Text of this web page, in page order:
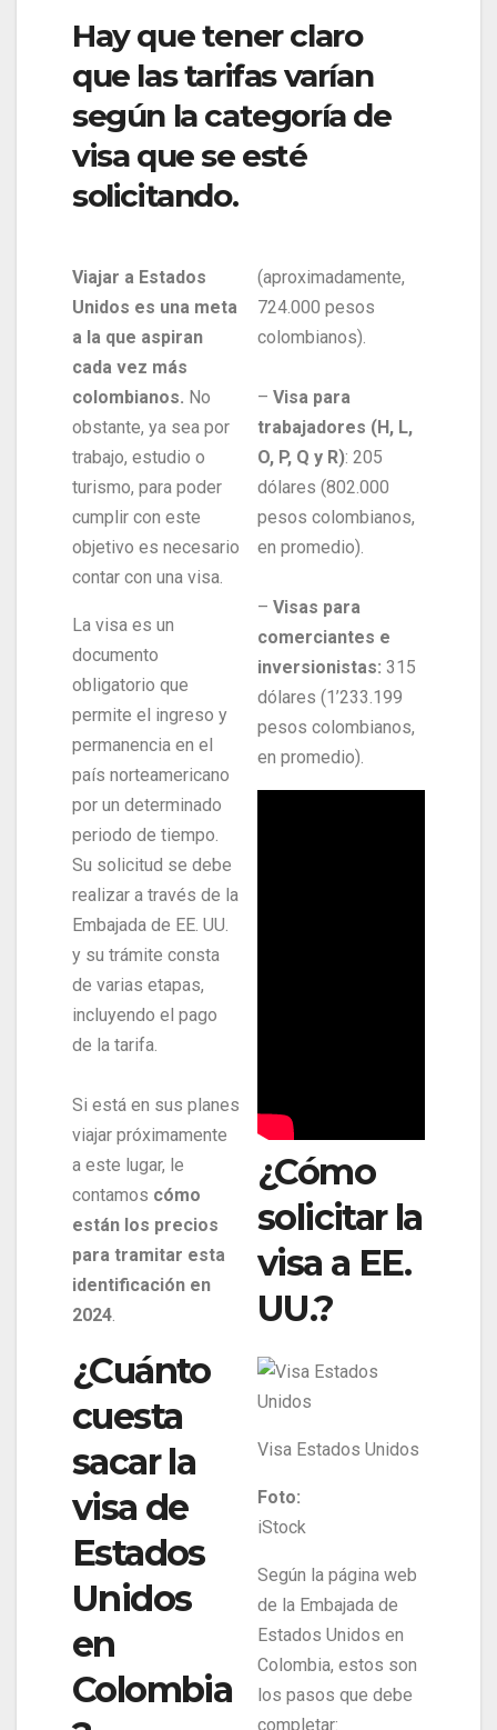
Hay que tener claro
que las tarifas varían
según la categoría de
visa que se esté
solicitando.
Viajar a Estados
Unidos es una meta
a la que aspiran
cada vez más
colombianos. No
obstante, ya sea por
trabajo, estudio o
turismo, para poder
cumplir con este
objetivo es necesario
contar con una visa.
La visa es un
documento
obligatorio que
permite el ingreso y
permanencia en el
país norteamericano
por un determinado
periodo de tiempo.
Su solicitud se debe
realizar a través de la
Embajada de EE. UU.
y su trámite consta
de varias etapas,
incluyendo el pago
de la tarifa.
Si está en sus planes
viajar próximamente
a este lugar, le
contamos cómo
están los precios
para tramitar esta
identificación en
2024.
¿Cuánto
cuesta
sacar la
visa de
Estados
Unidos
en
Colombia
(aproximadamente,
724.000 pesos
colombianos).
– Visa para
trabajadores (H, L,
O, P, Q y R): 205
dólares (802.000
pesos colombianos,
en promedio).
– Visas para
comerciantes e
inversionistas: 315
dólares (1’233.199
pesos colombianos,
en promedio).
¿Cómo
solicitar la
visa a EE.
UU.?
Visa Estados Unidos
Foto:
iStock
Según la página web
de la Embajada de
Estados Unidos en
Colombia, estos son
los pasos que debe
completar: